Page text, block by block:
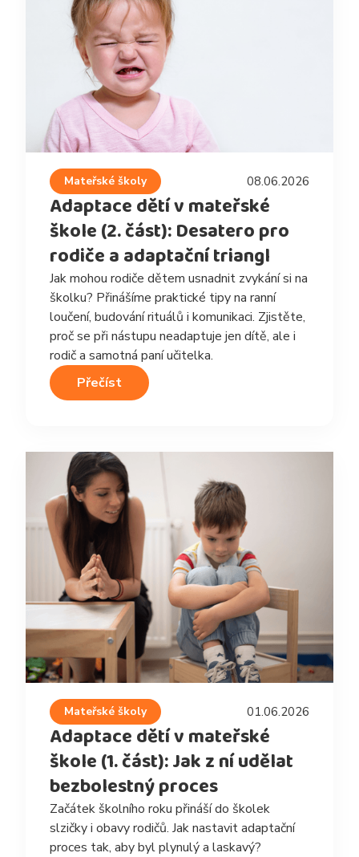
Mateřské školy 08.06.2026
Adaptace dětí v mateřské
škole (2. část): Desatero pro
rodiče a adaptační triangl
Jak mohou rodiče dětem usnadnit zvykání si na
školku? Přinášíme praktické tipy na ranní
loučení, budování rituálů i komunikaci. Zjistěte,
proč se při nástupu neadaptuje jen dítě, ale i
rodič a samotná paní učitelka.
Přečíst
Mateřské školy 01.06.2026
Adaptace dětí v mateřské
škole (1. část): Jak z ní udělat
bezbolestný proces
Začátek školního roku přináší do školek
slzičky i obavy rodičů. Jak nastavit adaptační
proces tak, aby byl plynulý a laskavý?